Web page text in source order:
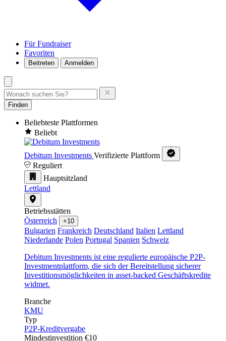
Für Fundraiser
Favoriten
Beitreten Anmelden
Finden
Beliebteste Plattformen
Beliebt
Debitum Investments Verifizierte Plattform
Reguliert
Hauptsitzland
Lettland
Betriebsstätten
Österreich
+10
Bulgarien Frankreich Deutschland Italien Lettland
Niederlande Polen Portugal Spanien Schweiz
Debitum Investments ist eine regulierte europäische P2P-
Investmentplattform, die sich der Bereitstellung sicherer
Investitionsmöglichkeiten in asset-backed Geschäftskredite
widmet.
Branche
KMU
Typ
P2P-Kreditvergabe
Mindestinvestition €10